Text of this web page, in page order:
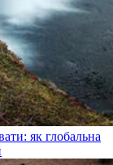
як глобальна